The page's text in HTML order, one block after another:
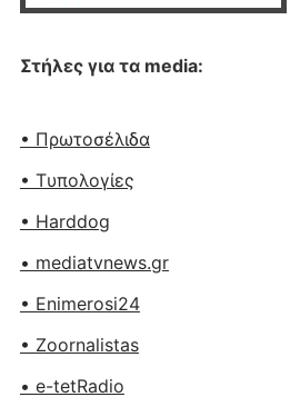
Στήλες για τα media:
• Πρωτοσέλιδα
• Tυπολογίες
• Harddog
• mediatvnews.gr
• Enimerosi24
• Zoornalistas
• e-tetRadio